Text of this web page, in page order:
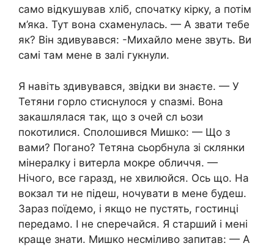
само відкушував хліб, спочатку кірку, а потім
м’яка. Тут вона схаменулась. — А звати тебе
як? Він здивувався: -Михайло мене звуть. Ви
самі там мене в залі гукнули.
Я навіть здивувався, звідки ви знаєте. — У
Тетяни горло стиснулося у сnазмі. Вона
закашлялася так, що з очей сл ьози
покотилися. Сполошився Мишко: — Що з
вами? Погано? Тетяна сьорбнула зі склянки
мінералку і витерла мокре обличчя. —
Нічого, все гаразд, не хвилюйся. Ось що. На
вокзал ти не підеш, ночувати в мене будеш.
Зараз поїдемо, і якщо не пустять, гостинці
передамо. І не сnеречайся. Я старший і мені
краще знати. Мишко несміливо запитав: — А